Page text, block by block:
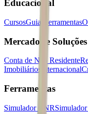
Educacional
CursosGuias Ferramentas
Mercados e Soluções
Conta de Não Residente
Imobiliários
Internacional
Ferramentas
Simulador CNR